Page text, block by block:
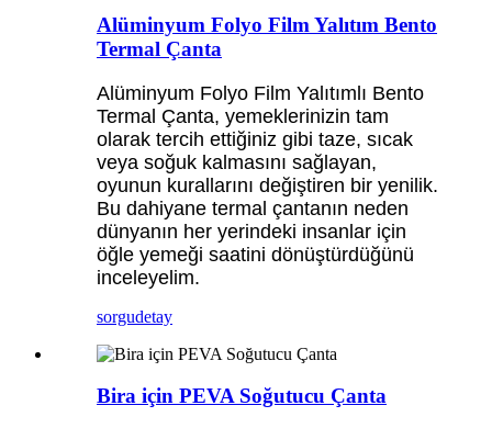
Alüminyum Folyo Film Yalıtım Bento
Termal Çanta
Alüminyum Folyo Film Yalıtımlı Bento
Termal Çanta, yemeklerinizin tam
olarak tercih ettiğiniz gibi taze, sıcak
veya soğuk kalmasını sağlayan,
oyunun kurallarını değiştiren bir yenilik.
Bu dahiyane termal çantanın neden
dünyanın her yerindeki insanlar için
öğle yemeği saatini dönüştürdüğünü
inceleyelim.
sorgudetay
Bira için PEVA Soğutucu Çanta